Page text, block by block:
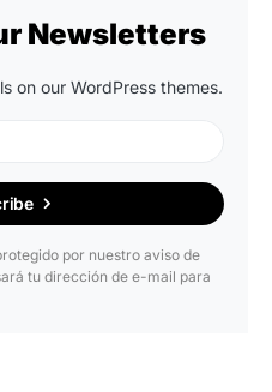
Newsletters
on our WordPress themes.
por nuestro aviso de
tu dirección de e-mail para